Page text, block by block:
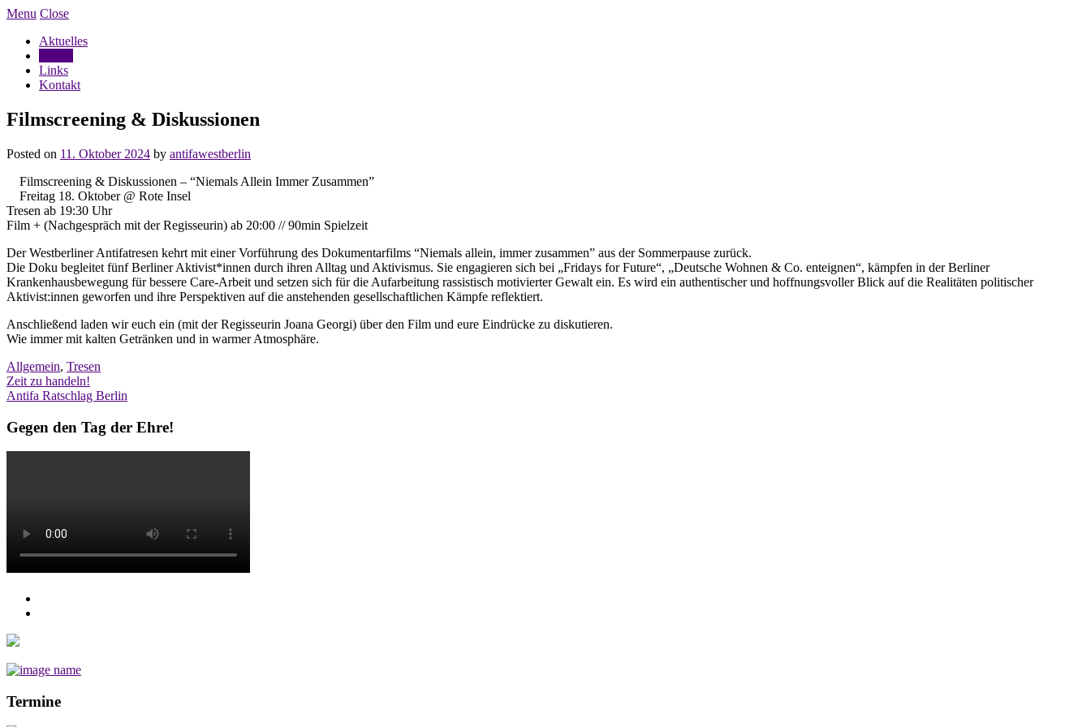
Menu Close
Aktuelles
Links
Kontakt
Filmscreening & Diskussionen
Posted on 11. Oktober 2024 by antifawestberlin
Filmscreening & Diskussionen – “Niemals Allein Immer Zusammen”
Freitag 18. Oktober @ Rote Insel
Tresen ab 19:30 Uhr
Film + (Nachgespräch mit der Regisseurin) ab 20:00 // 90min Spielzeit
Der Westberliner Antifatresen kehrt mit einer Vorführung des Dokumentarfilms “Niemals allein, immer zusammen” aus der Sommerpause zurück.
Die Doku begleitet fünf Berliner Aktivist*innen durch ihren Alltag und Aktivismus. Sie engagieren sich bei „Fridays for Future“, „Deutsche Wohnen & Co. enteignen“, kämpfen in der Berliner
Krankenhausbewegung für bessere Care-Arbeit und setzen sich für die Aufarbeitung rassistisch motivierter Gewalt ein. Es wird ein authentischer und hoffnungsvoller Blick auf die Realitäten politischer
Aktivist:innen geworfen und ihre Perspektiven auf die anstehenden gesellschaftlichen Kämpfe reflektiert.
Anschließend laden wir euch ein (mit der Regisseurin Joana Georgi) über den Film und eure Eindrücke zu diskutieren.
Wie immer mit kalten Getränken und in warmer Atmosphäre.
Allgemein, Tresen
Post
navigation
Zeit zu handeln!
Antifa Ratschlag Berlin
Gegen den Tag der Ehre!
Termine